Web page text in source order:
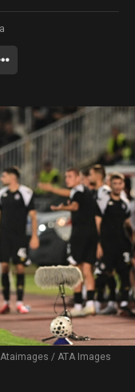
/ ATA Images